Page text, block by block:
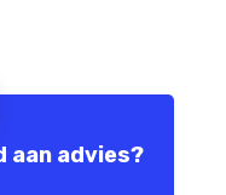
aan advies?